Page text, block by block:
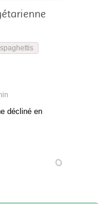
spaghettis
décliné en